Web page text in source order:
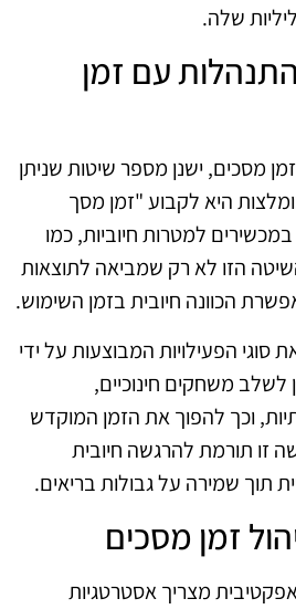
שלה.
עם זמן
מסכים, ישנן מספר שיטות שניתן
היא לקבוע "זמן מסך
למטרות חיוביות, כמו
השיטה הזו לא רק שמביאה לתוצאות
הכוונה חיובית בזמן השימוש.
סוגי הפעילויות המבוצעות על ידי
לשלב משחקים חינוכיים,
וכך להפוך את הזמן המוקדש
זו תורמת להרגשה חיובית
תוך שמירה על גבולות בריאים.
זמן מסכים
מצריך אסטרטגיות